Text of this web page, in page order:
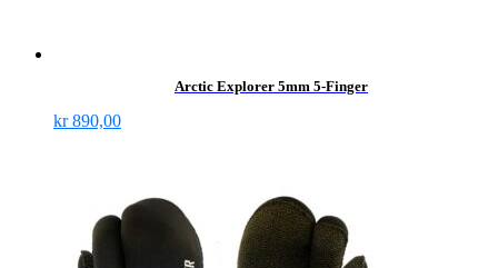
Arctic Explorer 5mm 5-Finger
kr890,00